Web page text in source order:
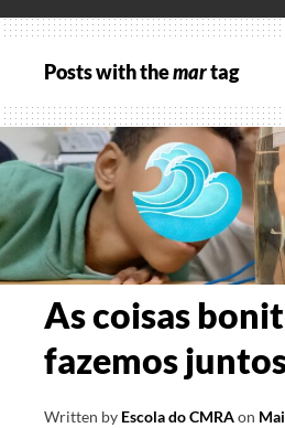
MENU
Posts with themartag
As coisas
fazemos
Written by Escola do CMRAon